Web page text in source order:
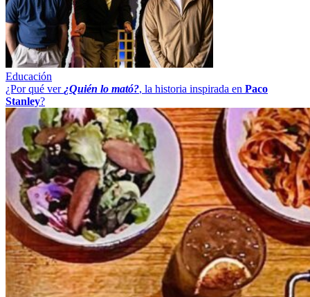
Educación
¿Por qué ver ¿Quién lo mató?, la historia inspirada en Paco
Stanley?